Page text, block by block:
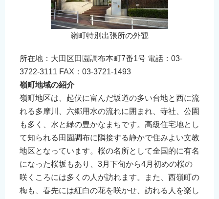
嶺町特別出張所の外観
所在地：大田区田園調布本町7番1号 電話：03-
3722-3111 FAX：03-3721-1493
嶺町地域の紹介
嶺町地区は、起伏に富んだ坂道の多い台地と西に流
れる多摩川、六郷用水の流れに囲まれ、寺社、公園
も多く、水と緑の豊かなまちです。高級住宅地とし
て知られる田園調布に隣接する静かで住みよい文教
地区となっています。桜の名所として全国的に有名
になった桜坂もあり、3月下旬から4月初めの桜の
咲くころには多くの人が訪れます。また、西嶺町の
梅も、春先には紅白の花を咲かせ、訪れる人を楽し